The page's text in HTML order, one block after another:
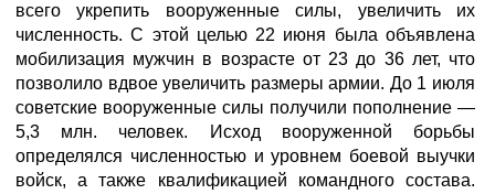
всего укрепить вооруженные силы, увеличить их
численность. С этой целью 22 июня была объявлена
мобилизация мужчин в возрасте от 23 до 36 лет, что
позволило вдвое увеличить размеры армии. До 1 июля
советские вооруженные силы получили пополнение —
5,3 млн. человек. Исход вооруженной борьбы
определялся численностью и уровнем боевой выучки
войск, а также квалификацией командного состава.